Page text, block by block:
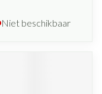
Niet beschikbaar